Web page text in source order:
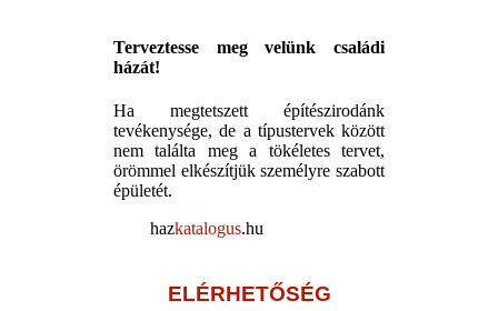
Terveztesse meg velünk családi
házát!
Ha megtetszett építészirodánk
tevékenysége, de a típustervek között
nem találta meg a tökéletes tervet,
örömmel elkészítjük személyre szabott
épületét.
hazkatalogus.hu
ELÉRHETŐSÉG